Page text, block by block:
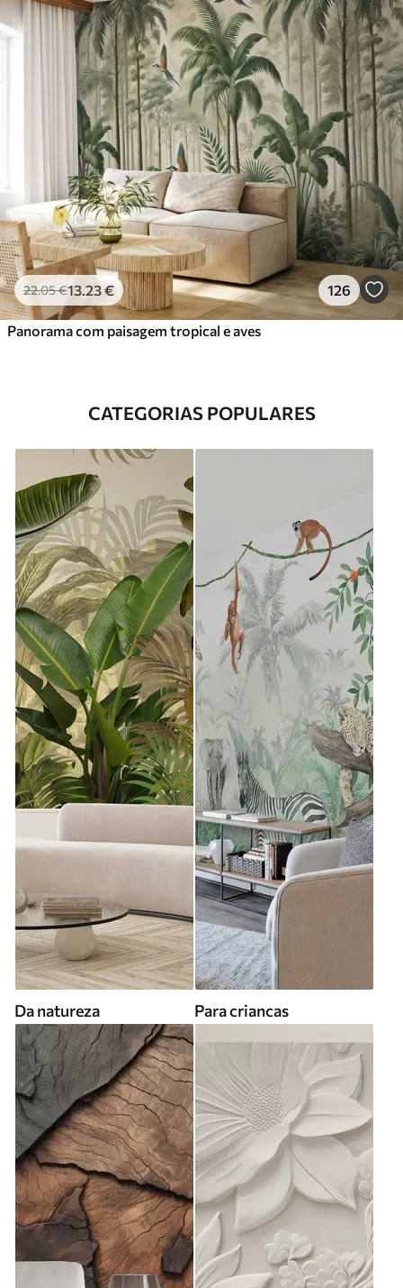
22.05€13 .23€ 126
Panorama com paisagem tropical e aves
CATEGORIAS POPULARES
Da natureza Para criancas